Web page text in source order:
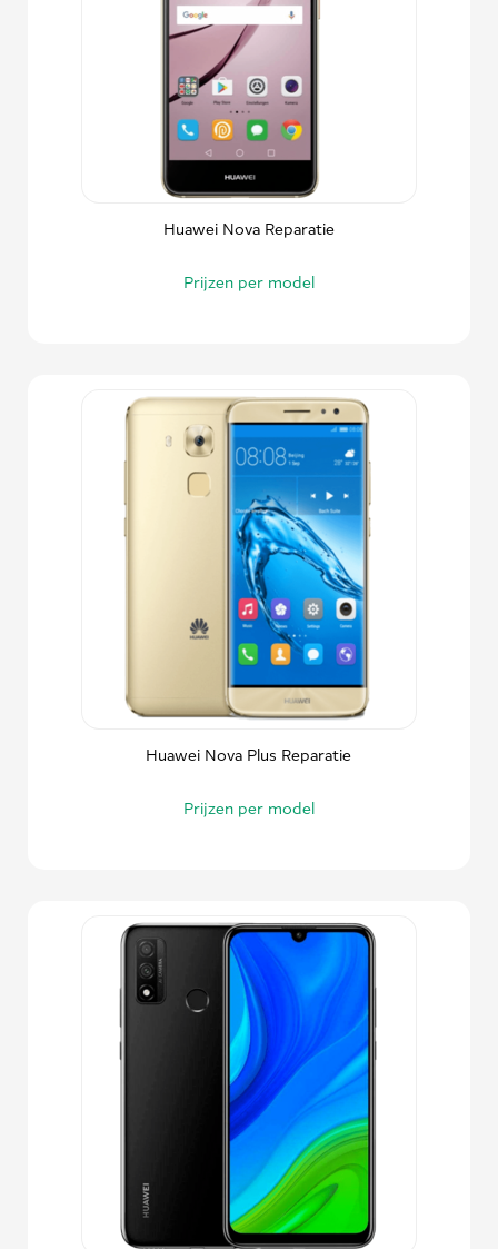
Huawei Nova Reparatie
Prijzen per model
Huawei Nova Plus Reparatie
Prijzen per model